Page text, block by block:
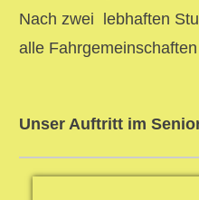
Nach zwei lebhaften
alle
Unser Auftritt im